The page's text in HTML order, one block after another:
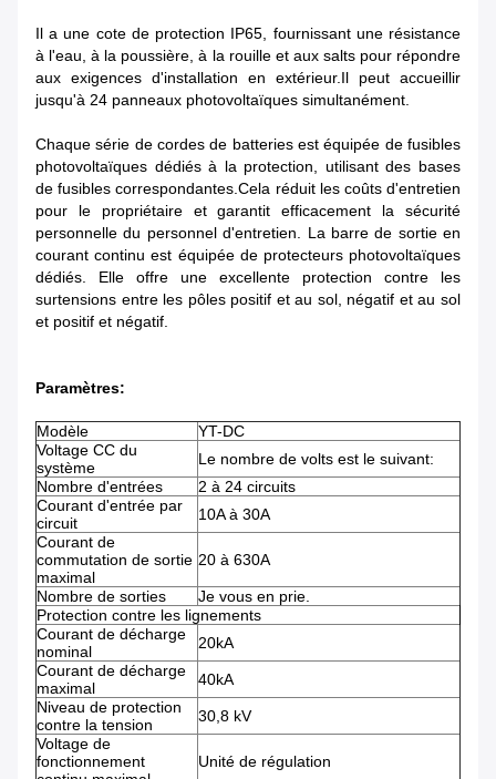
Il a une cote de protection IP65, fournissant une résistance
à l'eau, à la poussière, à la rouille et aux salts pour répondre
aux exigences d'installation en extérieur.Il peut accueillir
jusqu'à 24 panneaux photovoltaïques simultanément.
Chaque série de cordes de batteries est équipée de fusibles
photovoltaïques dédiés à la protection, utilisant des bases
de fusibles correspondantes.Cela réduit les coûts d'entretien
pour le propriétaire et garantit efficacement la sécurité
personnelle du personnel d'entretien. La barre de sortie en
courant continu est équipée de protecteurs photovoltaïques
dédiés. Elle offre une excellente protection contre les
surtensions entre les pôles positif et au sol, négatif et au sol
et positif et négatif.
Paramètres:
Modèle
YT-DC
Voltage CC du
système
Le nombre de volts est le suivant:
Nombre d'entrées
2 à 24 circuits
Courant d'entrée par
circuit
10A à 30A
Courant de
commutation de sortie
maximal
20 à 630A
Nombre de sorties
Je vous en prie.
Protection contre les lignements
Courant de décharge
nominal
20kA
Courant de décharge
maximal
40kA
Niveau de protection
contre la tension
30,8 kV
Voltage de
fonctionnement
Unité de régulation